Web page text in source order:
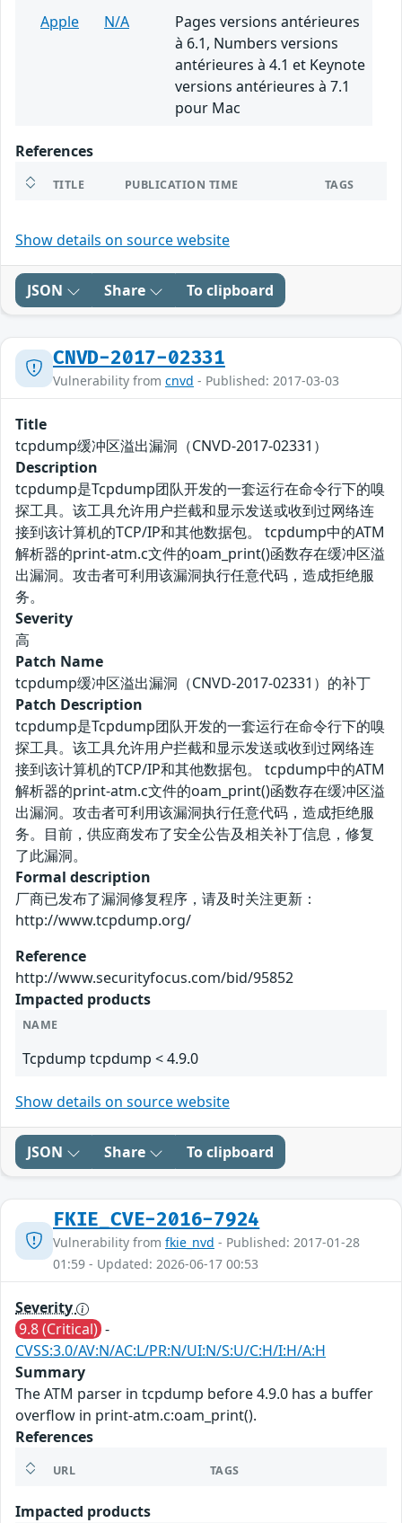
Apple N/A
Pages versions antérieures
à 6.1, Numbers versions
antérieures à 4.1 et Keynote
versions antérieures à 7.1
pour Mac
References
TITLE PUBLICATION TIME TAGS
Show details on source website
JSON Share To clipboard
CNVD-2017-02331
Vulnerability from cnvd - Published: 2017-03-03
Title
tcpdump缓冲区溢出漏洞（CNVD-2017-02331）
Description
tcpdump是Tcpdump团队开发的一套运行在命令行下的嗅
探工具。该工具允许用户拦截和显示发送或收到过网络连
接到该计算机的TCP/IP和其他数据包。 tcpdump中的ATM
解析器的print-atm.c文件的oam_print()函数存在缓冲区溢
出漏洞。攻击者可利用该漏洞执行任意代码，造成拒绝服
务。
Severity
高
Patch Name
tcpdump缓冲区溢出漏洞（CNVD-2017-02331）的补丁
Patch Description
tcpdump是Tcpdump团队开发的一套运行在命令行下的嗅
探工具。该工具允许用户拦截和显示发送或收到过网络连
接到该计算机的TCP/IP和其他数据包。 tcpdump中的ATM
解析器的print-atm.c文件的oam_print()函数存在缓冲区溢
出漏洞。攻击者可利用该漏洞执行任意代码，造成拒绝服
务。目前，供应商发布了安全公告及相关补丁信息，修复
了此漏洞。
Formal description
厂商已发布了漏洞修复程序，请及时关注更新：
http://www.tcpdump.org/
Reference
http://www.securityfocus.com/bid/95852
Impacted products
NAME
Tcpdump tcpdump < 4.9.0
Show details on source website
JSON Share To clipboard
FKIE_CVE-2016-7924
Vulnerability from fkie_nvd - Published: 2017-01-28
01:59 - Updated: 2026-06-17 00:53
Severity
9.8 (Critical) -
CVSS:3.0/AV:N/AC:L/PR:N/UI:N/S:U/C:H/I:H/A:H
Summary
The ATM parser in tcpdump before 4.9.0 has a buffer
overflow in print-atm.c:oam_print().
References
URL TAGS
Impacted products